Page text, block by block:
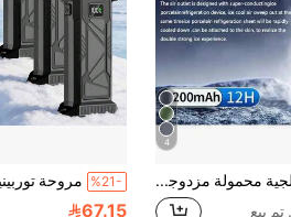
4
مروحة ثلجية محمولة مزدوجة مع بطارية 5200mAh - سرعة عالية مع 100 مستوى تعديل للرياح، مناسبة للتخييم في الهواء الطلق والسفر في الصيف، هدية عيد الأم، ديكور غرفة النوم، الحديقة، ديكور المطبخ، الصيف، الشاطئ، ضروريات السفر، ديكور الغرفة، إسفنجي، التخرج، الهواء الطلق، الحديقة، ضروريات السفر، ضروريات محمولة، ضروريات الشاطئ، موسم التخرج، حفل التخرج، حفل التخرج، هدية التخرج، هدية التخرج، هدية التخرج، هدية التخرج، تهانينا للخريج، تهانينا للخريج، المتحدث الرسمي، إنهاء الدراسة، حفل التخرج، ضروريات الهواء الطلق، السفر المحمول، ضروريات المشي لمسافات طويلة، ضروريات التخييم، أدوات محمولة، ضروريات الصيف، الصيف المحمول، ضروري %21-
67.15